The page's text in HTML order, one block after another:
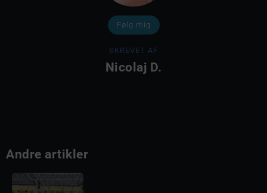
Følg mig
SKREVET AF
Nicolaj D.
Andre artikler